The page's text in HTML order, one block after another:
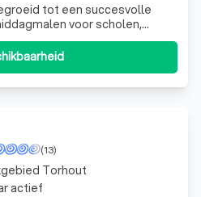
tot een succesvolle
voor scholen,
en sportkampen. Dankzij de
kunnen wij de maaltijden
en eigen bereidingen.
(13)
Torhout
actief